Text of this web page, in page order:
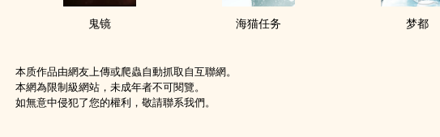
鬼镜 海猫任务 梦都
本质作品由網友上傳或爬蟲自動抓取自互聯網。
本網為限制級網站，未成年者不可閱覽。
如無意中侵犯了您的權利，敬請聯系我們。